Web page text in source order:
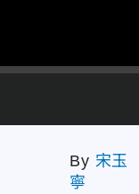
By 宋玉
寧